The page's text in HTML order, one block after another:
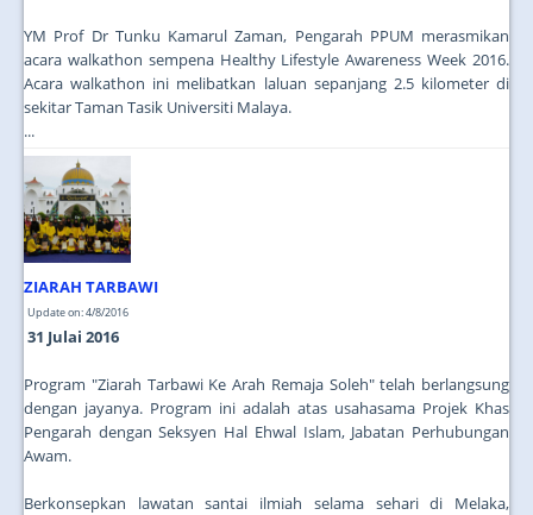
YM Prof Dr Tunku Kamarul Zaman, Pengarah PPUM merasmikan
acara walkathon sempena Healthy Lifestyle Awareness Week 2016.
Acara walkathon ini melibatkan laluan sepanjang 2.5 kilometer di
sekitar Taman Tasik Universiti Malaya.
...
ZIARAH TARBAWI
Update on: 4/8/2016
31 Julai 2016
Program "Ziarah Tarbawi Ke Arah Remaja Soleh" telah berlangsung
dengan jayanya. Program ini adalah atas usahasama Projek Khas
Pengarah dengan Seksyen Hal Ehwal Islam, Jabatan Perhubungan
Awam.
Berkonsepkan lawatan santai ilmiah selama sehari di Melaka,